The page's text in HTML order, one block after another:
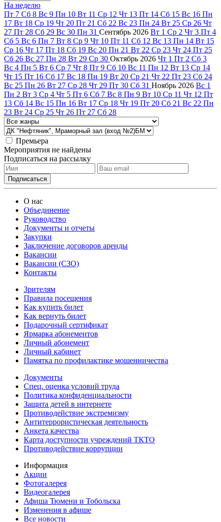
На неделю
Пт 7 Сб 8 Вс 9 Пн 10 Вт 11 Ср 12 Чт 13 Пт 14 Сб 15 Вс 16 Пн
17 Вт 18 Ср 19 Чт 20 Пт 21 Сб 22 Вс 23 Пн 24 Вт 25 Ср 26 Чт
27 Пт 28 Сб 29 Вс 30 Пн 31 Сентябрь 2026 Вт 1 Ср 2 Чт 3 Пт 4
Сб 5 Вс 6 Пн 7 Вт 8 Ср 9 Чт 10 Пт 11 Сб 12 Вс 13 Пн 14 Вт 15
Ср 16 Чт 17 Пт 18 Сб 19 Вс 20 Пн 21 Вт 22 Ср 23 Чт 24 Пт 25
Сб 26 Вс 27 Пн 28 Вт 29 Ср 30 Октябрь 2026 Чт 1 Пт 2 Сб 3
Вс 4 Пн 5 Вт 6 Ср 7 Чт 8 Пт 9 Сб 10 Вс 11 Пн 12 Вт 13 Ср 14
Чт 15 Пт 16 Сб 17 Вс 18 Пн 19 Вт 20 Ср 21 Чт 22 Пт 23 Сб 24
Вс 25 Пн 26 Вт 27 Ср 28 Чт 29 Пт 30 Сб 31 Ноябрь 2026 Вс 1
Пн 2 Вт 3 Ср 4 Чт 5 Пт 6 Сб 7 Вс 8 Пн 9 Вт 10 Ср 11 Чт 12 Пт
13 Сб 14 Вс 15 Пн 16 Вт 17 Ср 18 Чт 19 Пт 20 Сб 21 Вс 22 Пн
23 Вт 24 Ср 25 Чт 26 Пт 27 Сб 28
Премьера
Мероприятия не найдены
Подписаться на рассылку
О нас
Объединение
Руководство
Документы и отчеты
Закупки
Заключение договоров аренды
Вакансии
Вакансии (СЗО)
Контакты
Зрителям
Правила посещения
Как купить билет
Как вернуть билет
Подарочный сертификат
Ярмарка абонементов
Личный абонемент
Личный кабинет
Памятка по профилактике мошенничества
Документы
Спец. оценка условий труда
Политика конфиденциальности
Защита детей в интернете
Противодействие экстремизму
Антитеррористическая деятельность
Анкета качества
Карта доступности учреждений ТКТО
Противодействие коррупции
Информация
Акции
Фотогалерея
Видеогалерея
Афиша Тюмени и Тобольска
Изменения в афише
Все новости